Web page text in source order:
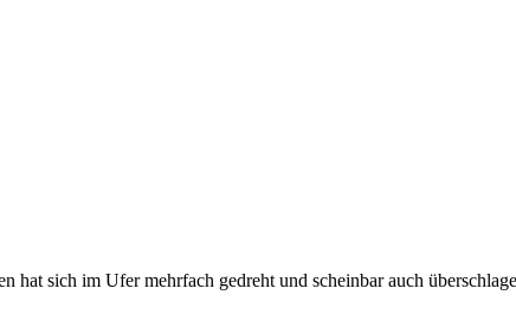
sich im Ufer mehrfach gedreht und scheinbar auch